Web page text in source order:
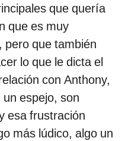
que quería
que es muy
pero que también
lo que le dicta el
con Anthony,
espejo, son
esa frustración
más lúdico, algo un